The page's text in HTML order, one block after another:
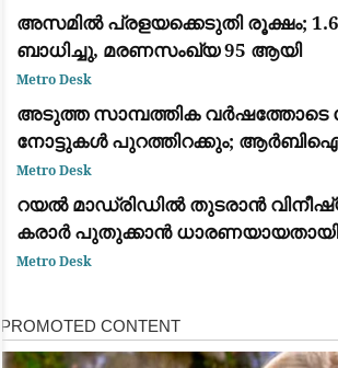
അസമിൽ പ്രളയക്കെടുതി രൂക്ഷം;
ബാധിച്ചു, മരണസംഖ്യ 95 ആയി
Metro Desk
അടുത്ത സാമ്പത്തിക വർഷത്തോടെ
നോട്ടുകൾ പുറത്തിറക്കും;
സഞ്ജയ് മൽഹോത്ര
Metro Desk
റയൽ മാഡ്രിഡിൽ തുടരാൻ
കരാർ പുതുക്കാൻ ധാരണയായതായി
ഫാബ്രിസിയോ റൊമാനോയും ദ
Metro Desk